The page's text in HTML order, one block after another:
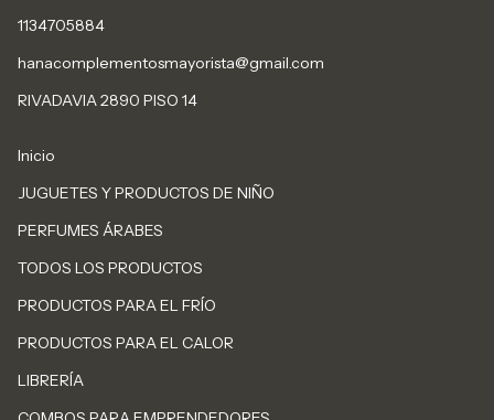
1134705884
hanacomplementosmayorista@gmail.com
RIVADAVIA 2890 PISO 14
Inicio
JUGUETES Y PRODUCTOS DE NIÑO
PERFUMES ÁRABES
TODOS LOS PRODUCTOS
PRODUCTOS PARA EL FRÍO
PRODUCTOS PARA EL CALOR
LIBRERÍA